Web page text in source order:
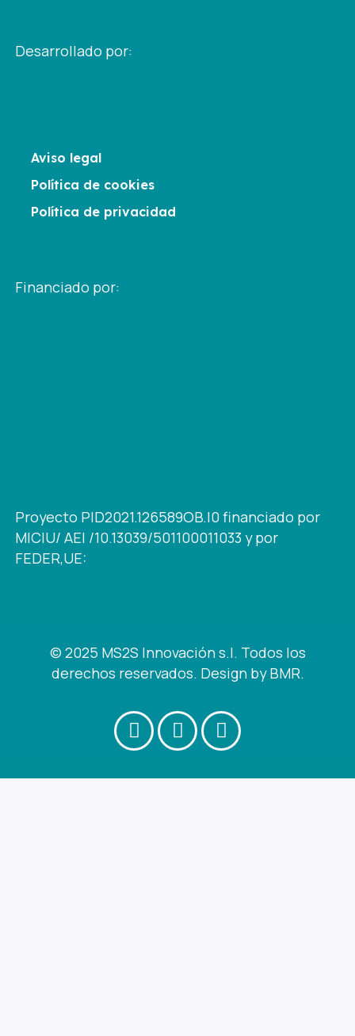
Desarrollado por:
Aviso legal
Política de cookies
Política de privacidad
Financiado por:
Proyecto PID2021.126589OB.I0 financiado por
MICIU/ AEI /10.13039/501100011033 y por
FEDER,UE:
© 2025 MS2S Innovación s.l. Todos los
derechos reservados. Design by BMR.